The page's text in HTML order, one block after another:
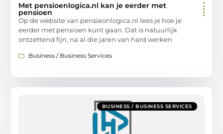
Met pensioenlogica.nl kan je eerder met
pensioen
Op de website van pensieonlogica.nl lees je hoe je
eerder met pensioen kunt gaan. Dat is natuurlijk
ontzettend fijn, na al die jaren van hard werken
Business / Business Services
BUSINESS / BUSINESS SERVICES